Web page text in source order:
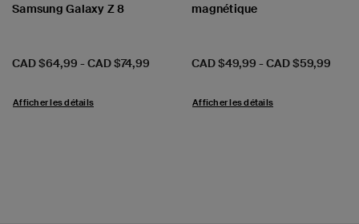
Samsung Galaxy Z 8
Prix:
CAD $64,99 -CAD $74,99
Afficher les détails
magnétique
Prix:
CAD $49,99 -CAD $59,99
Afficher les détails